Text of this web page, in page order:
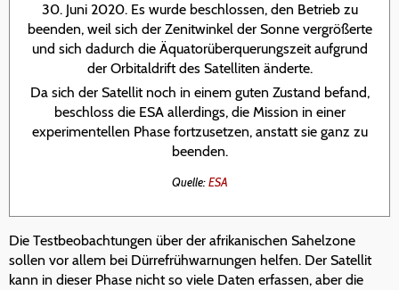
30. Juni 2020. Es wurde beschlossen, den Betrieb zu
beenden, weil sich der Zenitwinkel der Sonne vergrößerte
und sich dadurch die Äquatorüberquerungszeit aufgrund
der Orbitaldrift des Satelliten änderte.
Da sich der Satellit noch in einem guten Zustand befand,
beschloss die ESA allerdings, die Mission in einer
experimentellen Phase fortzusetzen, anstatt sie ganz zu
beenden.
Quelle:ESA
Die Testbeobachtungen über der afrikanischen Sahelzone
sollen vor allem bei Dürrefrühwarnungen helfen. Der Satellit
kann in dieser Phase nicht so viele Daten erfassen, aber die